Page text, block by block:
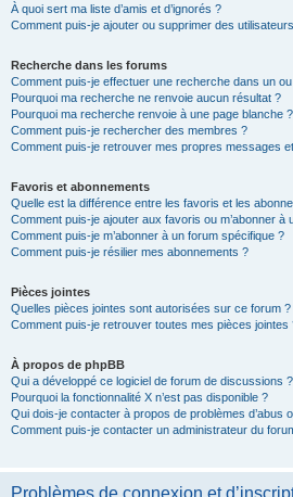
À quoi sert ma liste d’amis et d’ignorés ?
Comment puis-je ajouter ou supprimer des
Recherche dans les forums
Comment puis-je effectuer une recherche dans un
Pourquoi ma recherche ne renvoie aucun résultat ?
Pourquoi ma recherche renvoie à une page blanche
Comment puis-je rechercher des membres ?
Comment puis-je retrouver mes propres messages
Favoris et abonnements
Quelle est la différence entre les favoris et les
Comment puis-je ajouter aux favoris ou m’abonner à
Comment puis-je m’abonner à un forum spécifique ?
Comment puis-je résilier mes abonnements ?
Pièces jointes
Quelles pièces jointes sont autorisées sur ce forum ?
Comment puis-je retrouver toutes mes pièces jointes
À propos de phpBB
Qui a développé ce logiciel de forum de discussions ?
Pourquoi la fonctionnalité X n’est pas disponible ?
Qui dois-je contacter à propos de problèmes d’abus
Comment puis-je contacter un administrateur du
Problèmes de connexion et